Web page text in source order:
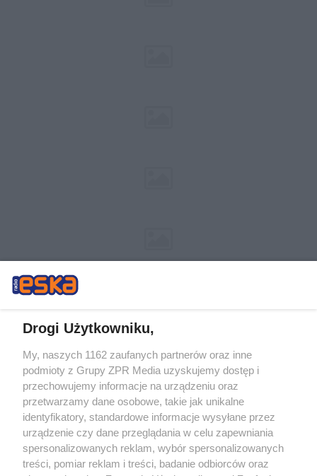
Żaden utwór zamieszczony w serwisie nie może być powielany i
rozpowszechniany lub dalej rozpowszechniany w jakikolwiek sposób (w
tym także elektroniczny lub mechaniczny) na jakimkolwiek polu
eksploatacji w jakiejkolwiek formie, włącznie z umieszczaniem w Internecie
bez pisemnej zgody właściciela praw. Jakiekolwiek użycie lub
wykorzystanie utworów w całości lub w części z naruszeniem prawa, tzn.
bez właściwej zgody, jest zabronione pod groźbą kary i może być ścigane
prawnie.
Drogi Użytkowniku,
My, naszych 1162 zaufanych partnerów oraz inne
podmioty z Grupy ZPR Media uzyskujemy dostęp i
przechowujemy informacje na urządzeniu oraz
przetwarzamy dane osobowe, takie jak unikalne
identyfikatory, standardowe informacje wysyłane przez
urządzenie czy dane przeglądania w celu zapewniania
spersonalizowanych reklam, wybór spersonalizowanych
treści, pomiar reklam i treści, badanie odbiorców oraz